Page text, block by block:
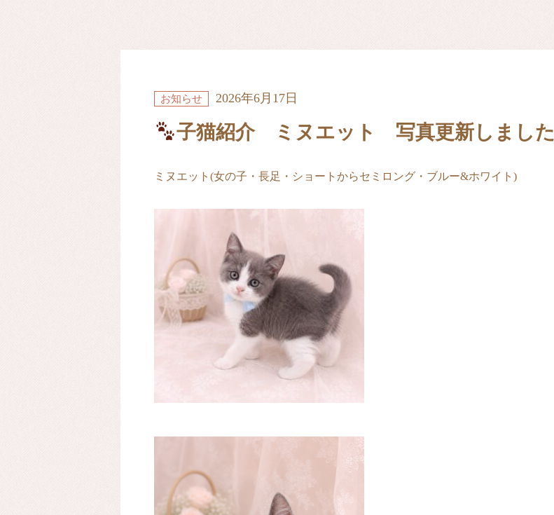
お知らせ 2026年6月17日
子猫紹介 ミヌエット 写真更新しました
ミヌエット(女の子・長足・ショートからセミロング・ブルー&ホワイト)